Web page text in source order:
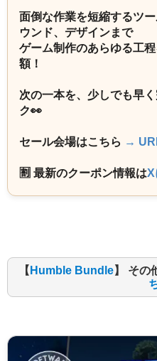
面倒な作業を短縮するツ
ウンド、デザインまで
ゲーム制作のあらゆる工
額！
次の一本を、少しでも早
ク👀
セール会場はこちら →
🈹 最新のクーポン情報はX
【 Humble Bundle】 その